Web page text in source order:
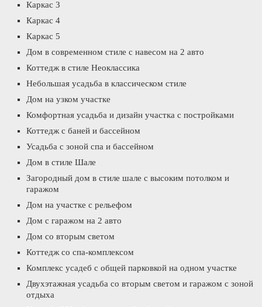
Каркас 3
Каркас 4
Каркас 5
Дом в современном стиле с навесом на 2 авто
Коттедж в стиле Неоклассика
Небольшая усадьба в классическом стиле
Дом на узком участке
Комфортная усадьба и дизайн участка с постройками
Коттедж с баней и бассейном
Усадьба с зоной спа и бассейном
Дом в стиле Шале
Загородный дом в стиле шале с высоким потолком и
гаражом
Дом на участке с рельефом
Дом с гаражом на 2 авто
Дом со вторым светом
Коттедж со спа-комплексом
Комплекс усадеб с общей парковкой на одном участке
Двухэтажная усадьба со вторым светом и гаражом с зоной
отдыха